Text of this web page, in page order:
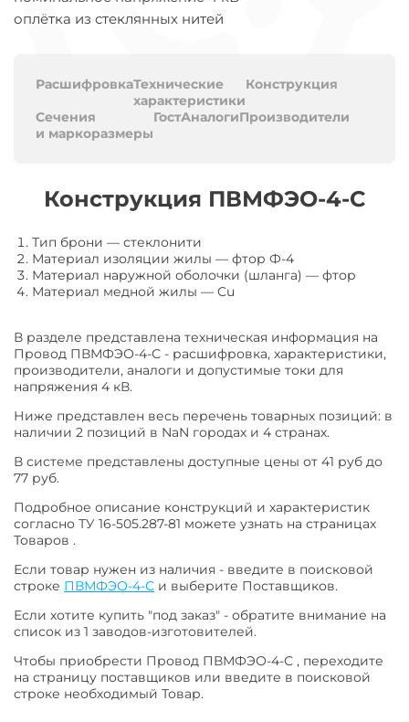
оплётка из стеклянных нитей
РасшифровкаТехнические
характеристики
Конструкция
Сечения
и маркоразмеры
ГостАналогиПроизводители
Конструкция ПВМФЭО-4-С
Тип брони — стеклонити
Материал изоляции жилы — фтор Ф-4
Материал наружной оболочки (шланга) — фтор
Материал медной жилы — Cu
В разделе представлена техническая информация на
Провод ПВМФЭО-4-С - расшифровка, характеристики,
производители, аналоги и допустимые токи для
напряжения 4 кВ.
Ниже представлен весь перечень товарных позиций: в
наличии 2 позиций в NaN городах и 4 странах.
В системе представлены доступные цены от 41 руб до
77 руб.
Подробное описание конструкций и характеристик
согласно ТУ 16-505.287-81 можете узнать на страницах
Товаров .
Если товар нужен из наличия - введите в поисковой
строке ПВМФЭО-4-С и выберите Поставщиков.
Если хотите купить "под заказ" - обратите внимание на
список из 1 заводов-изготовителей.
Чтобы приобрести Провод ПВМФЭО-4-С , переходите
на страницу поставщиков или введите в поисковой
строке необходимый Товар.